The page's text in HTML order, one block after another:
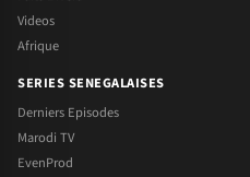
Videos
Afrique
SERIES SENEGALAISES
Derniers Episodes
Marodi TV
EvenProd